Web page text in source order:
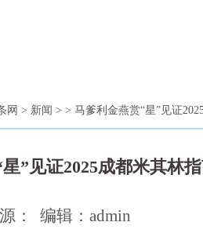
网 > 新闻 > > 马爹利金燕赏“星”见证
”见证2025成都米其林
： 编辑：admin